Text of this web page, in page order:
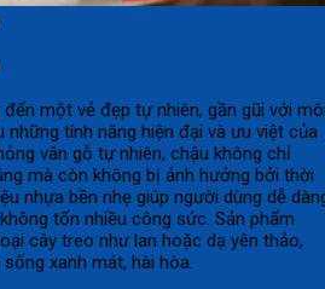
một vẻ đẹp tự nhiên, gần gũi với
tính năng hiện đại và ưu việt của
vân gỗ tự nhiên, chậu không chỉ
mà còn không bị ảnh hưởng bởi thời
nhựa bền nhẹ giúp người dùng dễ
tốn nhiều công sức. Sản phẩm
cây treo như lan hoặc dạ yên thảo,
xanh mát, hài hòa.